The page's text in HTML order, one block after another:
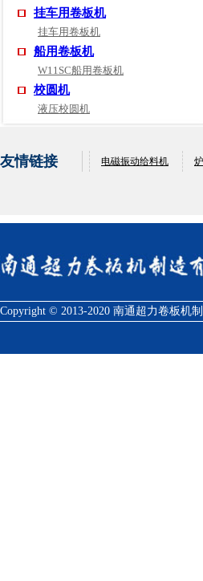
挂车用卷板机
挂车用卷板机
船用卷板机
W11SC船用卷板机
校圆机
液压校圆机
友情链接 电磁振动给料机
Copyright © 2013-2020 南通超力卷板机